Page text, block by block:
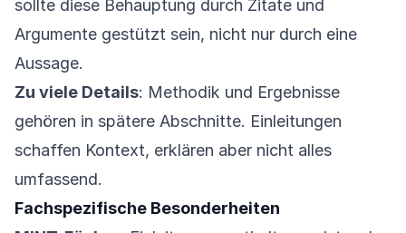
sollte diese Behauptung durch Zitate und
Argumente gestützt sein, nicht nur durch eine
Aussage.
Zu viele Details: Methodik und Ergebnisse
gehören in spätere Abschnitte. Einleitungen
schaffen Kontext, erklären aber nicht alles
umfassend.
Fachspezifische Besonderheiten